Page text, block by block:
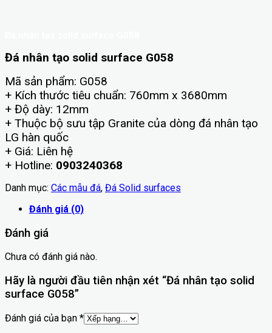
Đá nhân tạo solid surface G058
Mã sản phẩm: G058
+ Kích thước tiêu chuẩn: 760mm x 3680mm
+ Độ dày: 12mm
+ Thuộc bộ sưu tập Granite của dòng đá nhân tạo
LG hàn quốc
+ Giá: Liên hệ
+ Hotline: 0903240368
Danh mục: Các mẫu đá, Đá Solid surfaces
Đánh giá (0)
Đánh giá
Chưa có đánh giá nào.
Hãy là người đầu tiên nhận xét “Đá nhân tạo solid
surface G058”
Đánh giá của bạn *